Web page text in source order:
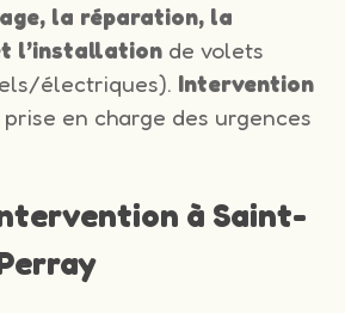
la réparation, la
l’installation de volets
électriques). Intervention
en charge des urgences
à Saint-